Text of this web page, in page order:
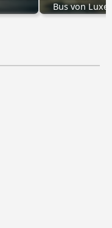
Bus von